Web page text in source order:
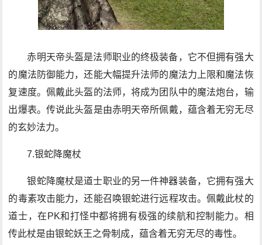
赤明天帝头盔是法师职业的终极装备，它不但拥有强大
的魔法防御能力，还能大幅提升法师的魔法力上限和魔法恢
复速度。佩戴此头盔的法师，将成为团队中的魔法炮台，输
出爆表。传说此头盔是由赤明天帝所佩戴，蕴含着无穷无尽
的玄妙法力。
7.银蛇降魔杖
银蛇降魔杖是道士职业的另一件神器装备，它拥有强大
的毒素攻击能力，还能召唤银蛇进行远程攻击。佩戴此杖的
道士，在PK和打怪中都将拥有极强的续航和控制能力。相
传此杖是由银蛇妖王之骨制成，蕴含着无穷无尽的毒性。